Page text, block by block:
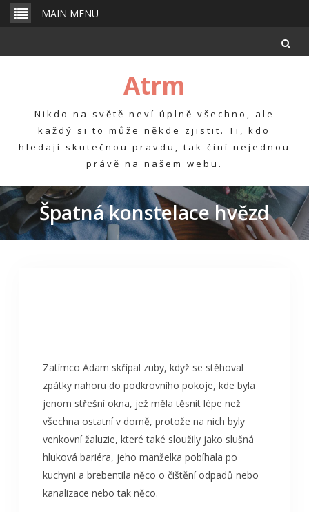
Skip
MAIN MENU
Atrm
Nikdo na světě neví úplně všechno, ale
každý si to může někde zjistit. Ti, kdo
hledají skutečnou pravdu, tak činí nejednou
právě na našem webu.
Špatná konstelace hvězd
Zatímco Adam skřípal zuby, když se stěhoval
zpátky nahoru do podkrovního pokoje, kde byla
jenom střešní okna, jež měla těsnit lépe než
všechna ostatní v domě, protože na nich byly
venkovní žaluzie, které také sloužily jako slušná
hluková bariéra, jeho manželka pobíhala po
kuchyni a brebentila něco o čištění odpadů nebo
kanalizace nebo tak něco.